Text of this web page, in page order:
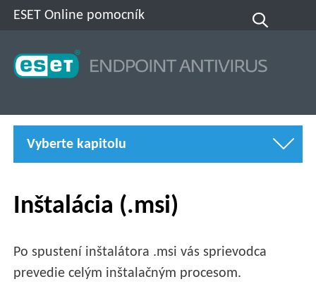
ESET Online pomocník
Vyberte kapitolu
Inštalácia (.msi)
Po spustení inštalátora .msi vás sprievodca
prevedie celým inštalačným procesom.